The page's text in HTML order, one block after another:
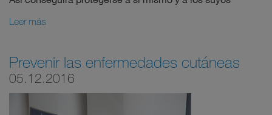
Leer más
Prevenir las enfermedades cutáneas
05.12.2016